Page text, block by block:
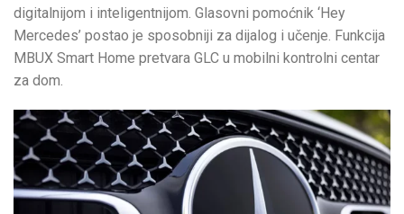
digitalnijom i inteligentnijom. Glasovni pomoćnik ‘Hey
Mercedes’ postao je sposobniji za dijalog i učenje. Funkcija
MBUX Smart Home pretvara GLC u mobilni kontrolni centar
za dom.